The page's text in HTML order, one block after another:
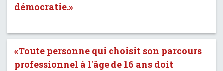
démocratie.»
«Toute personne qui choisit son parcours
professionnel à l'âge de 16 ans doit